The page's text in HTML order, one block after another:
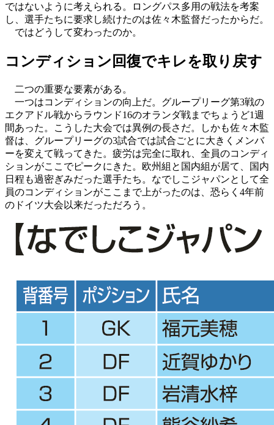
ではないように考えられる。ロングパス多用の戦法を考案
し、選手たちに要求し続けたのは佐々木監督だったからだ。
ではどうして変わったのか。
コンディション回復でキレを取り戻す
二つの重要な要素がある。
一つはコンディションの向上だ。グループリーグ第3戦の
エクアドル戦からラウンド16のオランダ戦までちょうど1週
間あった。こうした大会では異例の長さだ。しかも佐々木監
督は、グループリーグの3試合では試合ごとに大きくメンバ
ーを変えて戦ってきた。疲労は完全に取れ、全員のコンディ
ションがここでピークにきた。欧州組と国内組が居て、国内
日程も過密ぎみだった選手たち。なでしこジャパンとして全
員のコンディションがここまで上がったのは、恐らく4年前
のドイツ大会以来だっただろう。